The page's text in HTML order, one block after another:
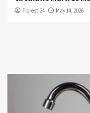
Floresti24 May 14, 2026